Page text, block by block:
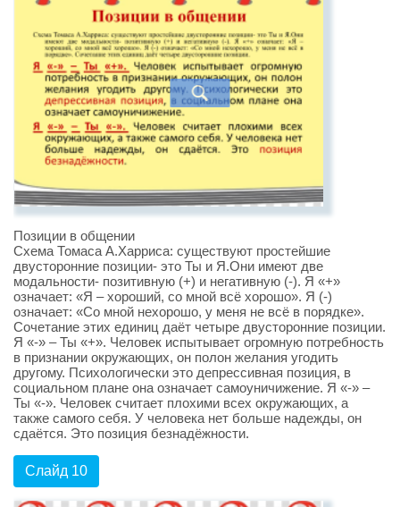
Позиции в общении
Схема Томаса А.Харриса: существуют простейшие
двусторонние позиции- это Ты и Я.Они имеют две
модальности- позитивную (+) и негативную (-). Я «+»
означает: «Я – хороший, со мной всё хорошо». Я (-)
означает: «Со мной нехорошо, у меня не всё в порядке».
Сочетание этих единиц даёт четыре двусторонние позиции.
Я «-» – Ты «+». Человек испытывает огромную потребность
в признании окружающих, он полон желания угодить
другому. Психологически это депрессивная позиция, в
социальном плане она означает самоуничижение. Я «-» –
Ты «-». Человек считает плохими всех окружающих, а
также самого себя. У человека нет больше надежды, он
сдаётся. Это позиция безнадёжности.
Слайд 10